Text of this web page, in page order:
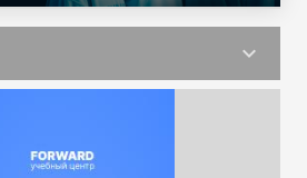
keyboard_arrow_down